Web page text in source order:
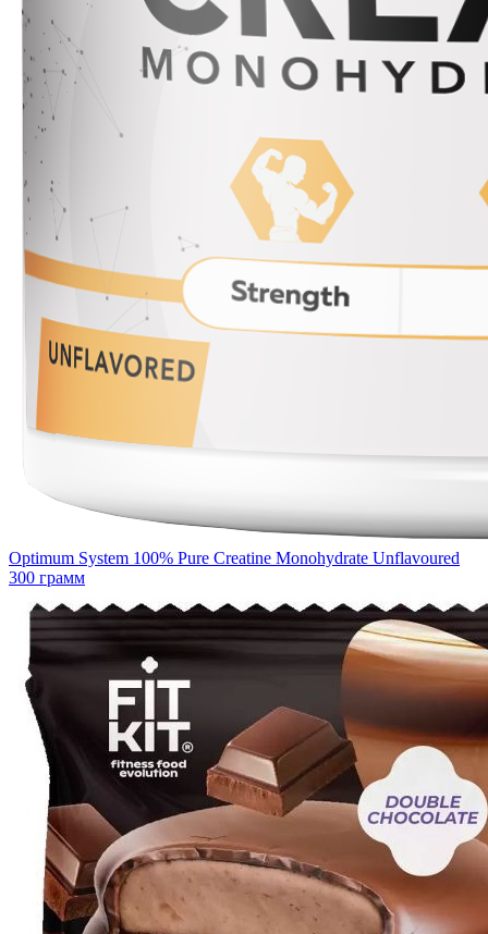
Optimum System 100% Pure Creatine Monohydrate Unflavoured
300 грамм